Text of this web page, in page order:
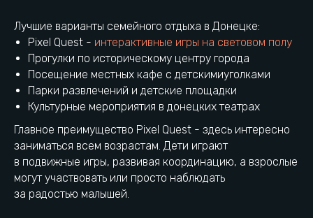
Лучшие варианты семейного отдыха в Донецке:
Pixel Quest - интерактивные игры на световом полу
Прогулки по историческому центру города
Посещение местных кафе с детскимиуголками
Парки развлечений и детские площадки
Культурные мероприятия в донецких театрах
Главное преимущество Pixel Quest - здесь интересно
заниматься всем возрастам. Дети играют
в подвижные игры, развивая координацию, а взрослые
могут участвовать или просто наблюдать
за радостью малышей.
Выводы